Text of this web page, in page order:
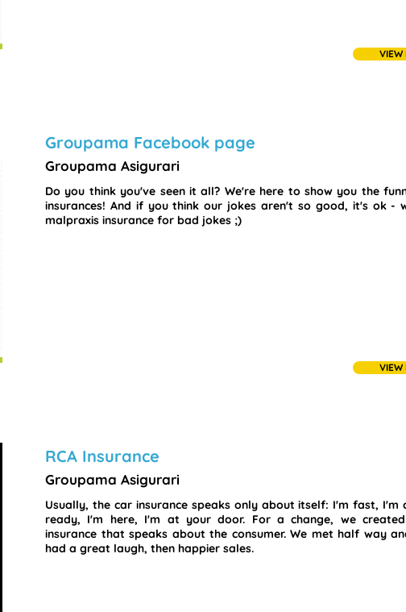
VIEW
Groupama Facebook page
Groupama Asigurari
Do you think you've seen it all? We're here to show you the
insurances! And if you think our jokes aren't so good, it's ok -
malpraxis insurance for bad jokes ;)
VIEW
RCA Insurance
Groupama Asigurari
Usually, the car insurance speaks only about itself: I'm fast, I'm
ready, I'm here, I'm at your door. For a change, we
insurance that speaks about the consumer. We met half way
had a great laugh, then happier sales.